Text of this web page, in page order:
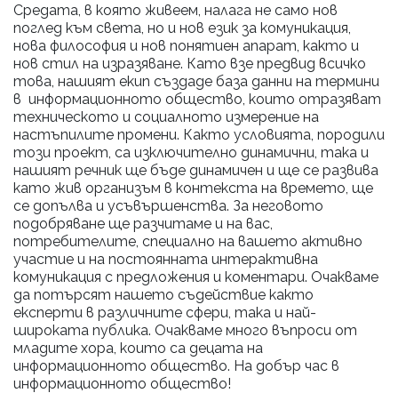
Средата, в която живеем, налага не само нов
поглед към света, но и нов език за комуникация,
нова философия и нов понятиен апарат, както и
нов стил на изразяване. Като взе предвид всичко
това, нашият екип създаде база данни на термини
в информационното общество, които отразяват
техническото и социалното измерение на
настъпилите промени. Както условията, породили
този проект, са изключително динамични, така и
нашият речник ще бъде динамичен и ще се развива
като жив организъм в контекста на времето, ще
се допълва и усъвършенства. За неговото
подобряване ще разчитаме и на вас,
потребителите, специално на вашето активно
участие и на постоянната интерактивна
комуникация с предложения и коментари. Очакваме
да потърсят нашето съдействие както
експерти в различните сфери, така и най-
широката публика. Очакваме много въпроси от
младите хора, които са децата на
информационното общество. На добър час в
информационното общество!